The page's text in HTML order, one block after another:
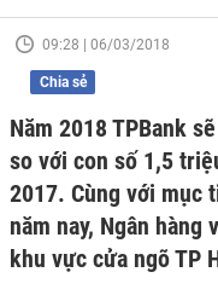
09:28 | 06/03/2018
Chia sẻ
Năm 2018 TPBank
so với con số 1,5
2017. Cùng với mục
năm nay, Ngân
khu vực cửa ngõ TP